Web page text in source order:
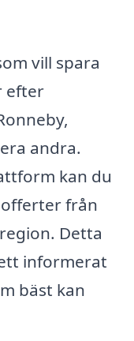
vill spara
efter
andra.
kan du
från
Detta
informerat
bäst kan